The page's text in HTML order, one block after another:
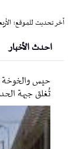
آخر تحديث للموقع: الأربعاء ٠٥ أغسطس
احدث الأخبار
حيس والخوخة
تُغلق جبهة